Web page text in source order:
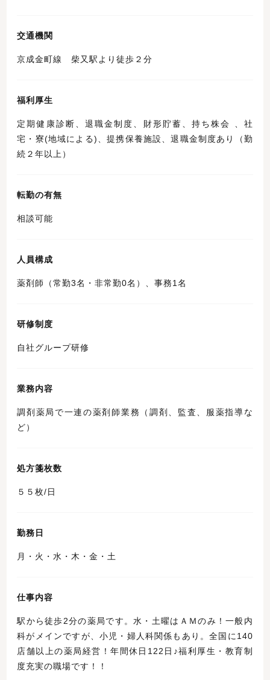
交通機関
京成金町線 柴又駅より徒歩２分
福利厚生
定期健康診断、退職金制度、財形貯蓄、持ち株会 、社
宅・寮(地域による)、提携保養施設、退職金制度あり（勤
続２年以上）
転勤の有無
相談可能
人員構成
薬剤師（常勤3名・非常勤0名）、事務1名
研修制度
自社グループ研修
業務内容
調剤薬局で一連の薬剤師業務（調剤、監査、服薬指導な
ど）
処方箋枚数
５５枚/日
勤務日
月・火・水・木・金・土
仕事内容
駅から徒歩2分の薬局です。水・土曜はＡＭのみ！一般内
科がメインですが、小児・婦人科関係もあり。全国に140
店舗以上の薬局経営！年間休日122日♪福利厚生・教育制
度充実の職場です！！